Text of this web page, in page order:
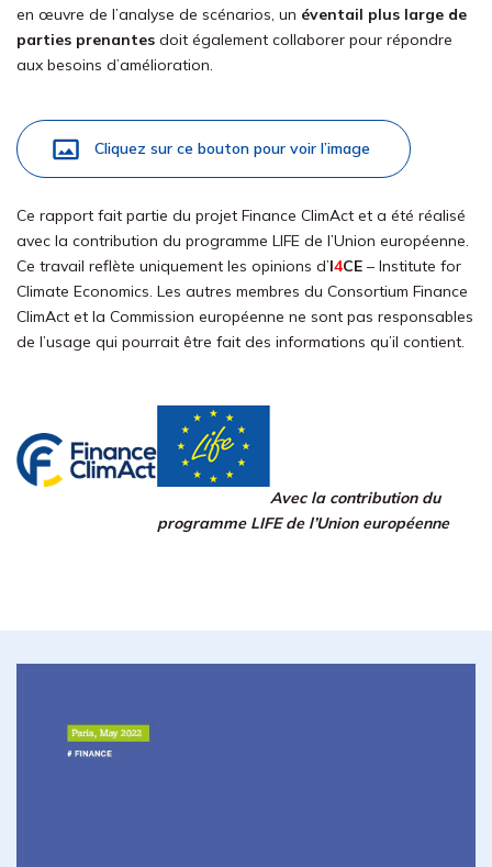
en œuvre de l’analyse de scénarios, un éventail plus large de
parties prenantes doit également collaborer pour répondre
aux besoins d’amélioration.
Cliquez sur ce bouton pour voir l’image
Ce rapport fait partie du projet Finance ClimAct et a été réalisé
avec la contribution du programme LIFE de l’Union européenne.
Ce travail reflète uniquement les opinions d’I4CE – Institute for
Climate Economics. Les autres membres du Consortium Finance
ClimAct et la Commission européenne ne sont pas responsables
de l’usage qui pourrait être fait des informations qu’il contient.
Avec la contribution du
programme LIFE de l’Union européenne